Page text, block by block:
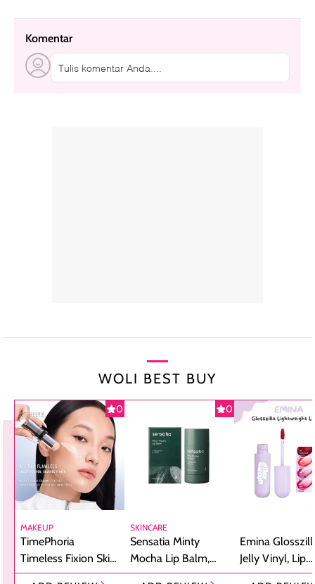
Komentar
Tulis komentar Anda....
WOLI BEST BUY
0
MAKEUP
TimePhoria
Timeless Fixion Skin
Tint Stick,
0
SKINCARE
Sensatia Minty
Mocha Lip Balm,
Pelembap Bibir
Emina
Jelly Vinyl, Lip
Cream Glossy